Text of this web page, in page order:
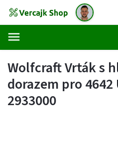
Wolfcraft Vrták s
dorazem pro
2933000